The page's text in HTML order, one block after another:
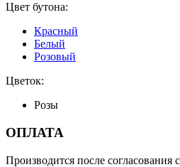
Цвет бутона:
Красный
Белый
Розовый
Цветок:
Розы
ОПЛАТА
Производится после согласования